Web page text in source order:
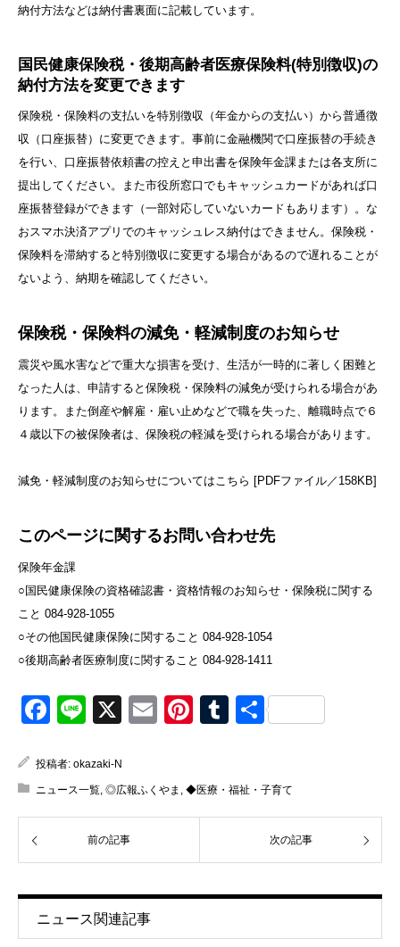
納付方法などは納付書裏面に記載しています。
国民健康保険税・後期高齢者医療保険料(特別徴収)の
納付方法を変更できます
保険税・保険料の支払いを特別徴収（年金からの支払い）から普通徴
収（口座振替）に変更できます。事前に金融機関で口座振替の手続き
を行い、口座振替依頼書の控えと申出書を保険年金課または各支所に
提出してください。また市役所窓口でもキャッシュカードがあれば口
座振替登録ができます（一部対応していないカードもあります）。な
おスマホ決済アプリでのキャッシュレス納付はできません。保険税・
保険料を滞納すると特別徴収に変更する場合があるので遅れることが
ないよう、納期を確認してください。
保険税・保険料の減免・軽減制度のお知らせ
震災や風水害などで重大な損害を受け、生活が一時的に著しく困難と
なった人は、申請すると保険税・保険料の減免が受けられる場合があ
ります。また倒産や解雇・雇い止めなどで職を失った、離職時点で６
４歳以下の被保険者は、保険税の軽減を受けられる場合があります。
減免・軽減制度のお知らせについてはこちら [PDFファイル／158KB]
このページに関するお問い合わせ先
保険年金課
○国民健康保険の資格確認書・資格情報のお知らせ・保険税に関する
こと 084-928-1055
○その他国民健康保険に関すること 084-928-1054
○後期高齢者医療制度に関すること 084-928-1411
Facebook
Line
X EmailPinterest
Tumblr
共
投稿者: okazaki-N
ニュース一覧 ◎広報ふくやま ◆医療・福祉・子育て
前の記事 次の記事
ニュース関連記事